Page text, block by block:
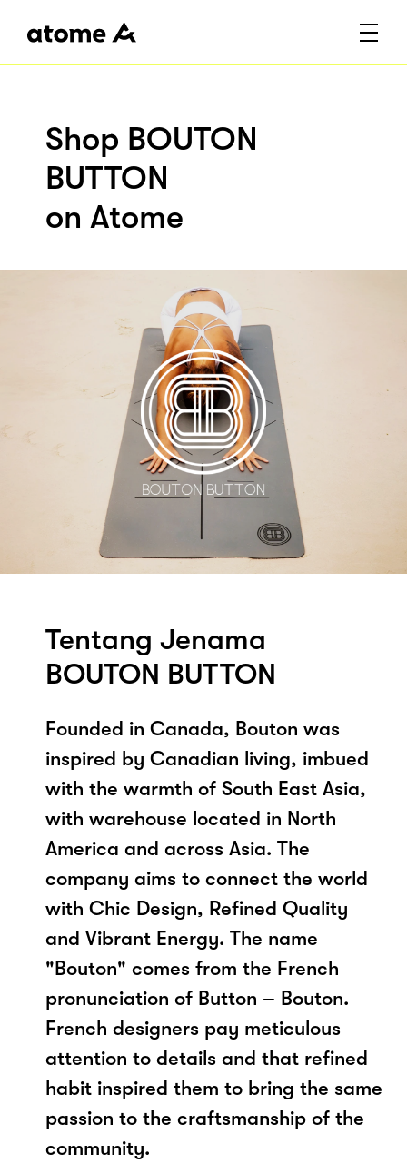
Shop BOUTON
BUTTON
on Atome
Tentang Jenama
BOUTON BUTTON
Founded in Canada, Bouton was
inspired by Canadian living, imbued
with the warmth of South East Asia,
with warehouse located in North
America and across Asia. The
company aims to connect the world
with Chic Design, Refined Quality
and Vibrant Energy. The name
"Bouton" comes from the French
pronunciation of Button – Bouton.
French designers pay meticulous
attention to details and that refined
habit inspired them to bring the same
passion to the craftsmanship of the
community.